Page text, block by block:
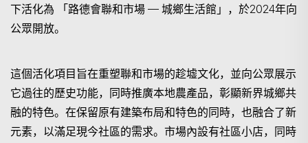
下活化為 「路德會聯和市場 — 城鄉生活館」，於2024年向
公眾開放。
這個活化項目旨在重塑聯和市場的趁墟文化，並向公眾展示
它過往的歷史功能，同時推廣本地農產品，彰顯新界城鄉共
融的特色。在保留原有建築布局和特色的同時，也融合了新
元素，以滿足現今社區的需求。市場內設有社區小店，同時